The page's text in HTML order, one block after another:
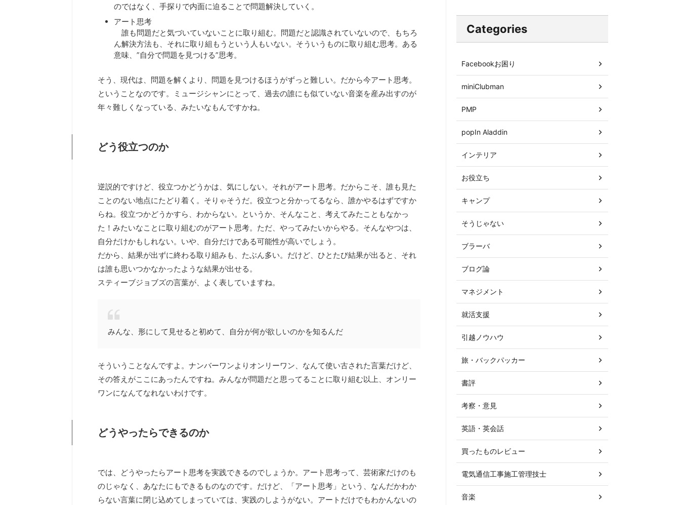
のではなく、手探りで内面に迫ることで問題解決していく。
アート思考
誰も問題だと気づいていないことに取り組む。問題だと認識されていないので、もちろ
ん解決方法も、それに取り組もうという人もいない。そういうものに取り組む思考。ある
意味、”自分で問題を見つける”思考。
そう、現代は、問題を解くより、問題を見つけるほうがずっと難しい。だから今アート思考。
ということなのです。ミュージシャンにとって、過去の誰にも似ていない音楽を産み出すのが
年々難しくなっている、みたいなもんですかね。
どう役立つのか
逆説的ですけど、役立つかどうかは、気にしない。それがアート思考。だからこそ、誰も見た
ことのない地点にたどり着く。そりゃそうだ。役立つと分かってるなら、誰かやるはずですか
らね。役立つかどうかすら、わからない。というか、そんなこと、考えてみたこともなかっ
た！みたいなことに取り組むのがアート思考。ただ、やってみたいからやる。そんなやつは、
自分だけかもしれない。いや、自分だけである可能性が高いでしょう。
だから、結果が出ずに終わる取り組みも、たぶん多い。だけど、ひとたび結果が出ると、それ
は誰も思いつかなかったような結果が出せる。
スティーブジョブズの言葉が、よく表していますね。
みんな、形にして見せると初めて、自分が何が欲しいのかを知るんだ
そういうことなんですよ。ナンバーワンよりオンリーワン、なんて使い古された言葉だけど、
その答えがここにあったんですね。みんなが問題だと思ってることに取り組む以上、オンリー
ワンになんてなれないわけです。
どうやったらできるのか
では、どうやったらアート思考を実践できるのでしょうか。アート思考って、芸術家だけのも
のじゃなく、あなたにもできるものなのです。だけど、「アート思考」という、なんだかわか
らない言葉に閉じ込めてしまっていては、実践のしようがない。アートだけでもわかんないの
Categories
Facebookお困り
miniClubman
PMP
popIn Aladdin
インテリア
お役立ち
キャンプ
そうじゃない
ブラーバ
ブログ論
マネジメント
就活支援
引越ノウハウ
旅・バックパッカー
書評
考察・意見
英語・英会話
買ったものレビュー
電気通信工事施工管理技士
音楽